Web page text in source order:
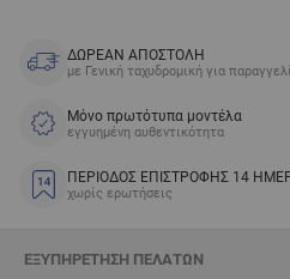
ΔΩΡΕΑΝ ΑΠΟΣΤΟΛΗ
με Γενική ταχυδρομική για
Μόνο πρωτότυπα μοντέλα
εγγυημένη αυθεντικότητα
ΠΕΡΙΟΔΟΣ ΕΠΙΣΤΡΟΦΗΣ 14
χωρίς ερωτήσεις
ΕΞΥΠΗΡΈΤΗΣΗ ΠΕΛΑΤΏΝ